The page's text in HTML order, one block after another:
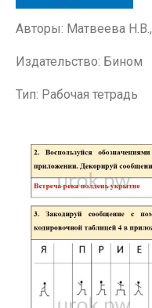
Авторы: Матвеева
Издательство: Бином
Тип: Рабочая тетрадь